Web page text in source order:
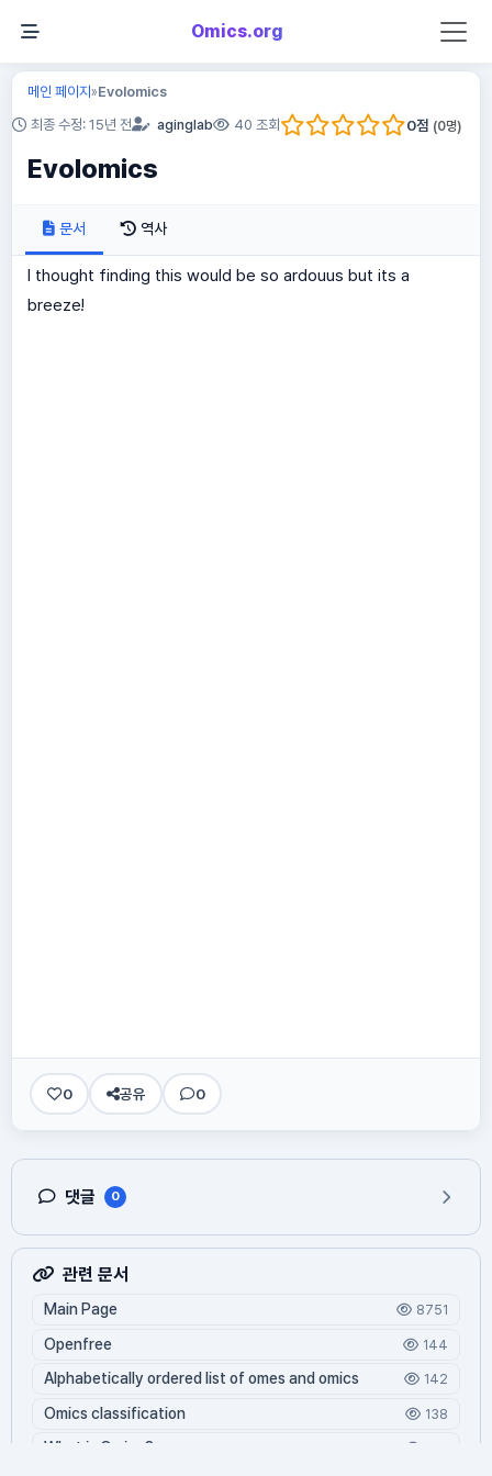
Omics.org
메인 페이지»Evolomics
최종 수정: 15년 전 aginglab 40 조회 0점 (0명)
Evolomics
문서 역사
I thought finding this would be so ardouus but its a
breeze!
0 공유 0
댓글 0
관련 문서
Main Page 8751
Openfree 144
Alphabetically ordered list of omes and omics 142
Omics classification 138
What is Oming?